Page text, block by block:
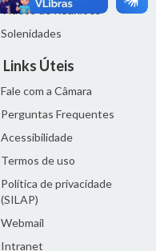
Vídeos de Reuniões
Solenidades
Links Úteis
Fale com a Câmara
Perguntas Frequentes
Acessibilidade
Termos de uso
Política de privacidade
(SILAP)
Webmail
Intranet